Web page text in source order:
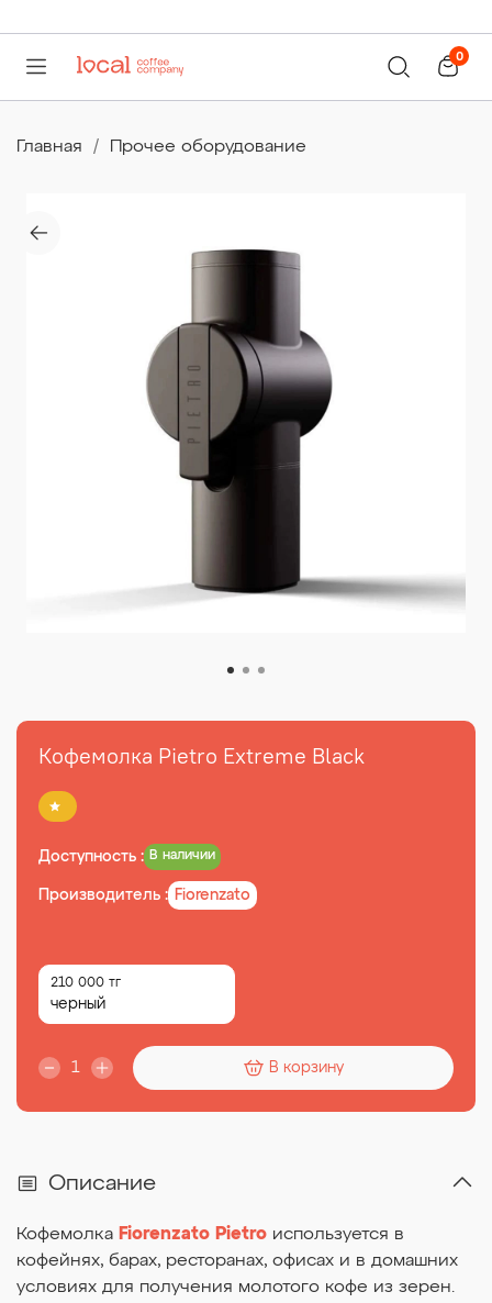
0
Главная Прочее оборудование
Кофемолка Pietro Extreme Black
Доступность : В наличии
Производитель : Fiorenzato
210 000 тг
черный
В корзину
Описание
Кофемолка Fiorenzato Pietro используется в
кофейнях, барах, ресторанах, офисах и в домашних
условиях для получения молотого кофе из зерен.